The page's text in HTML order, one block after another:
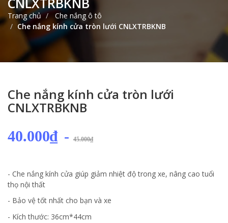
Trang chủ
Che nắng ô tô
Che nắng kính cửa tròn lưới CNLXTRBKNB
Che nắng kính cửa tròn lưới
CNLXTRBKNB
40.000₫ - 45.000₫
- Che nắng kính cửa giúp giảm nhiệt độ trong xe, nâng cao tuổi
thọ nội thất
- Bảo vệ tốt nhất cho bạn và xe
- Kích thước: 36cm*44cm